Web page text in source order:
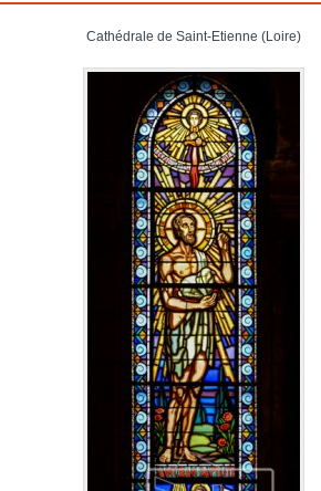
Cathédrale de Saint-Etienne (Loire)